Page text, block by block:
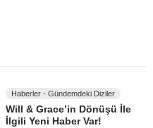
Haberler - Gündemdeki Diziler
Will & Grace’in Dönüşü İle
İlgili Yeni Haber Var!